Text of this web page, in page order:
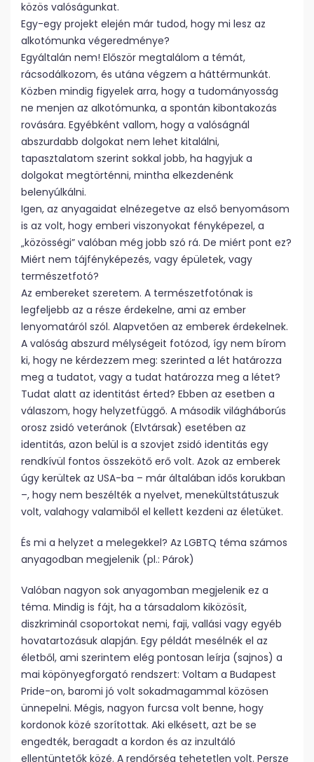
közös valóságunkat.
Egy-egy projekt elején már tudod, hogy mi lesz az
alkotómunka végeredménye?
Egyáltalán nem! Először megtalálom a témát,
rácsodálkozom, és utána végzem a háttérmunkát.
Közben mindig figyelek arra, hogy a tudományosság
ne menjen az alkotómunka, a spontán kibontakozás
rovására. Egyébként vallom, hogy a valóságnál
abszurdabb dolgokat nem lehet kitalálni,
tapasztalatom szerint sokkal jobb, ha hagyjuk a
dolgokat megtörténni, mintha elkezdenénk
belenyúlkálni.
Igen, az anyagaidat elnézegetve az első benyomásom
is az volt, hogy emberi viszonyokat fényképezel, a
„közösségi” valóban még jobb szó rá. De miért pont ez?
Miért nem tájfényképezés, vagy épületek, vagy
természetfotó?
Az embereket szeretem. A természetfotónak is
legfeljebb az a része érdekelne, ami az ember
lenyomatáról szól. Alapvetően az emberek érdekelnek.
A valóság abszurd mélységeit fotózod, így nem bírom
ki, hogy ne kérdezzem meg: szerinted a lét határozza
meg a tudatot, vagy a tudat határozza meg a létet?
Tudat alatt az identitást érted? Ebben az esetben a
válaszom, hogy helyzetfüggő. A második világháborús
orosz zsidó veteránok (Elvtársak) esetében az
identitás, azon belül is a szovjet zsidó identitás egy
rendkívül fontos összekötő erő volt. Azok az emberek
úgy kerültek az USA-ba – már általában idős korukban
–, hogy nem beszélték a nyelvet, menekültstátuszuk
volt, valahogy valamiből el kellett kezdeni az életüket.
És mi a helyzet a melegekkel? Az LGBTQ téma számos
anyagodban megjelenik (pl.: Párok)
Valóban nagyon sok anyagomban megjelenik ez a
téma. Mindig is fájt, ha a társadalom kiközösít,
diszkriminál csoportokat nemi, faji, vallási vagy egyéb
hovatartozásuk alapján. Egy példát mesélnék el az
életből, ami szerintem elég pontosan leírja (sajnos) a
mai köpönyegforgató rendszert: Voltam a Budapest
Pride-on, baromi jó volt sokadmagammal közösen
ünnepelni. Mégis, nagyon furcsa volt benne, hogy
kordonok közé szorítottak. Aki elkésett, azt be se
engedték, beragadt a kordon és az inzultáló
ellentüntetők közé. A rendőrség tehetetlen volt. Persze